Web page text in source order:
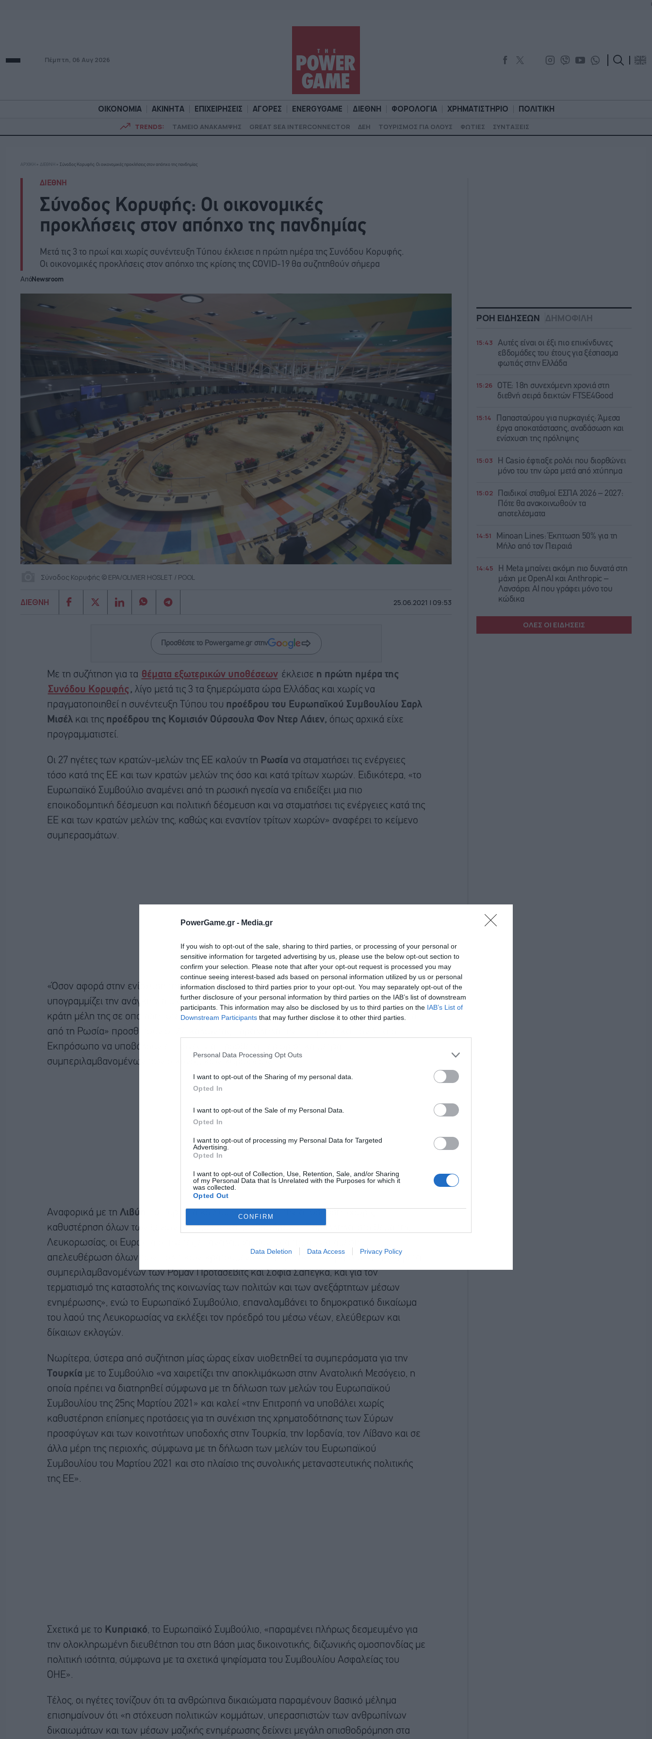
PowerGame.gr - Media.gr
If you wish to opt-out of the sale, sharing to third parties, or processing of your personal or
sensitive information for targeted advertising by us, please use the below opt-out section to
confirm your selection. Please note that after your opt-out request is processed you may
continue seeing interest-based ads based on personal information utilized by us or personal
information disclosed to third parties prior to your opt-out. You may separately opt-out of the
further disclosure of your personal information by third parties on the IAB’s list of downstream
participants. This information may also be disclosed by us to third parties on the IAB’s List of
Downstream Participants that may further disclose it to other third parties.
Personal Data Processing Opt Outs
I want to opt-out of the Sharing of my personal data.
Opted In
I want to opt-out of the Sale of my Personal Data.
Opted In
I want to opt-out of processing my Personal Data for Targeted
Advertising.
Opted In
I want to opt-out of Collection, Use, Retention, Sale, and/or Sharing
of my Personal Data that Is Unrelated with the Purposes for which it
was collected.
Opted Out
CONFIRM
Data Deletion Data Access Privacy Policy
Πέμπτη, 06 Αυγ 2026
ΟΙΚΟΝΟΜΙΑ ΑΚΙΝΗΤΑ ΕΠΙΧΕΙΡΗΣΕΙΣ ΑΓΟΡΕΣ ENERGYGAME ΔΙΕΘΝΗ ΦΟΡΟΛΟΓΙΑ ΧΡΗΜΑΤΙΣΤΗΡΙΟ ΠΟΛΙΤΙΚΗ
TRENDS: ΤΑΜΕΙΟ ΑΝΑΚΑΜΨΗΣ GREAT SEA INTERCONNECTOR ΔΕΗ ΤΟΥΡΙΣΜΟΣ ΓΙΑ ΟΛΟΥΣ ΦΩΤΙΕΣ ΣΥΝΤΑΞΕΙΣ
ΟΙΚΟΝΟΜΙΑ ΑΚΙΝΗΤΑ
ΑΡΧΙΚΗ » ΔΙΕΘΝΗ » Σύνοδος Κορυφής: Οι οικονομικές προκλήσεις στον απόηχο της πανδημίας
ΔΙΕΘΝΗ
Σύνοδος Κορυφής: Οι οικονομικές
προκλήσεις στον απόηχο της πανδημίας
Μετά τις 3 το πρωί και χωρίς συνέντευξη Τύπου έκλεισε η πρώτη ημέρα της Συνόδου Κορυφής.
Οι οικονομικές προκλήσεις στον απόηχο της κρίσης της COVID-19 θα συζητηθούν σήμερα
ΑπόNewsroom
Σύνοδος Κορυφής © EPA/OLIVIER HOSLET / POOL
ΔΙΕΘΝΗ 25.06.2021 | 09:53
Προσθέστε το Powergame.gr στην
Με τη συζήτηση για τα θέματα εξωτερικών υποθέσεων έκλεισε η πρώτη ημέρα της
Συνόδου Κορυφής, λίγο μετά τις 3 τα ξημερώματα ώρα Ελλάδας και χωρίς να
πραγματοποιηθεί η συνέντευξη Τύπου του προέδρου του Ευρωπαϊκού Συμβουλίου Σαρλ
Μισέλκαι τηςπροέδρου της Κομισιόν Ούρσουλα Φον Ντερ Λάιεν, όπως αρχικά είχε
προγραμματιστεί.
Οι 27 ηγέτες των κρατών-μελών της ΕΕ καλούν τη Ρωσία να σταματήσει τις ενέργειες
τόσο κατά της ΕΕ και των κρατών μελών της όσο και κατά τρίτων χωρών. Ειδικότερα, «το
Ευρωπαϊκό Συμβούλιο αναμένει από τη ρωσική ηγεσία να επιδείξει μια πιο
εποικοδομητική δέσμευση και πολιτική δέσμευση και να σταματήσει τις ενέργειες κατά της
ΕΕ και των κρατών μελών της, καθώς και εναντίον τρίτων χωρών» αναφέρει το κείμενο
συμπερασμάτων.
«Όσον αφορά στην ενίσχυση της ανθεκτικότητάς μας, το Ευρωπαϊκό Συμβούλιο
υπογραμμίζει την ανάγκη για μια σταθερή και συντονισμένη αντίδραση από την ΕΕ και τα
κράτη μέλη της σε οποιαδήποτε άλλη κακοήθη, παράνομη και ενοχλητική δραστηριότητα
από τη Ρωσία» προσθέτουν οι 27, καλώντας παράλληλα την Επιτροπή και τον Ύπατο
Εκπρόσωπο να υποβάλουν επιλογές για πρόσθετα περιοριστικά μέτρα,
συμπεριλαμβανομένων των οικονομικών κυρώσεων.
Αναφορικά με τη Λιβύη
, το Ευρωπαϊκό Συμβούλιο ζητεί την απόσυρση «χωρίς
καθυστέρηση όλων των ξένων δυνάμεων και μισθοφόρων». Παράλληλα, στο θέμα της
Λευκορωσίας, οι Ευρωπαίοι ηγέτες επαναλαμβάνουν το αίτημα «για άμεση
απελευθέρωση όλων των πολιτικών κρατουμένων και αυτών που κρατούνται αυθαίρετα,
συμπεριλαμβανομένων των Ρομάν Προτασέβιτς και Σοφία Σαπέγκα, και για τον
τερματισμό της καταστολής της κοινωνίας των πολιτών και των ανεξάρτητων μέσων
ενημέρωσης», ενώ το Ευρωπαϊκό Συμβούλιο, επαναλαμβάνει το δημοκρατικό δικαίωμα
του λαού της Λευκορωσίας να εκλέξει τον πρόεδρό του μέσω νέων, ελεύθερων και
δίκαιων εκλογών.
Νωρίτερα, ύστερα από συζήτηση μίας ώρας είχαν υιοθετηθεί τα συμπεράσματα για την
Τουρκία με το Συμβούλιο «να χαιρετίζει την αποκλιμάκωση στην Ανατολική Μεσόγειο, η
οποία πρέπει να διατηρηθεί σύμφωνα με τη δήλωση των μελών του Ευρωπαϊκού
Συμβουλίου της 25ης Μαρτίου 2021» και καλεί «την Επιτροπή να υποβάλει χωρίς
καθυστέρηση επίσημες προτάσεις για τη συνέχιση της χρηματοδότησης των Σύρων
προσφύγων και των κοινοτήτων υποδοχής στην Τουρκία, την Ιορδανία, τον Λίβανο και σε
άλλα μέρη της περιοχής, σύμφωνα με τη δήλωση των μελών του Ευρωπαϊκού
Συμβουλίου του Μαρτίου 2021 και στο πλαίσιο της συνολικής μεταναστευτικής πολιτικής
της ΕΕ».
Σχετικά με το Κυπριακό, το Ευρωπαϊκό Συμβούλιο, «παραμένει πλήρως δεσμευμένο για
την ολοκληρωμένη διευθέτηση του στη βάση μιας δικοινοτικής, διζωνικής ομοσπονδίας με
πολιτική ισότητα, σύμφωνα με τα σχετικά ψηφίσματα του Συμβουλίου Ασφαλείας του
ΟΗΕ».
Τέλος, οι ηγέτες τονίζουν ότι τα ανθρώπινα δικαιώματα παραμένουν βασικό μέλημα
επισημαίνουν ότι «η στόχευση πολιτικών κομμάτων, υπερασπιστών των ανθρωπίνων
δικαιωμάτων και των μέσων μαζικής ενημέρωσης δείχνει μεγάλη οπισθοδρόμηση στα
ΡΟΗ ΕΙΔΗΣΕΩΝ ΔΗΜΟΦΙΛΗ
15:43
Αυτές είναι οι έξι πιο επικίνδυνες
εβδομάδες του έτους για ξέσπασμα
φωτιάς στην Ελλάδα
15:26
ΟΤΕ: 18η συνεχόμενη χρονιά στη
διεθνή σειρά δεικτών FTSE4Good
15:14
Παπασταύρου για πυρκαγιές: Άμεσα
έργα αποκατάστασης, αναδάσωση και
ενίσχυση της πρόληψης
15:03
Η Casio έφτιαξε ρολόι που διορθώνει
μόνο του την ώρα μετά από χτύπημα
15:02
Παιδικοί σταθμοί ΕΣΠΑ 2026 – 2027:
Πότε θα ανακοινωθούν τα
αποτελέσματα
14:51
Minoan Lines: Έκπτωση 50% για τη
Μήλο από τον Πειραιά
14:45
Η Meta μπαίνει ακόμη πιο δυνατά στη
μάχη με OpenAI και Anthropic –
Λανσάρει AI που γράφει μόνο του
κώδικα
ΟΛΕΣ ΟΙ ΕΙΔΗΣΕΙΣ